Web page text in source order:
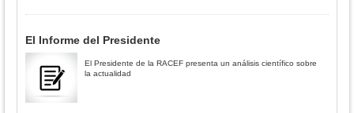
El Informe del Presidente
El Presidente de la RACEF presenta un análisis científico sobre
la actualidad